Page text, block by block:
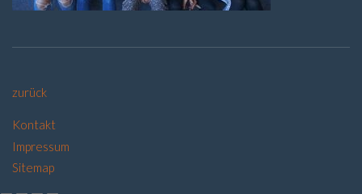
zurück
Kontakt
Impressum
Sitemap